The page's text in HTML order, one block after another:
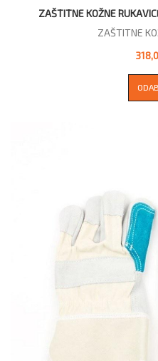
ZAŠTITNE KOŽNE
ZAŠTITNE